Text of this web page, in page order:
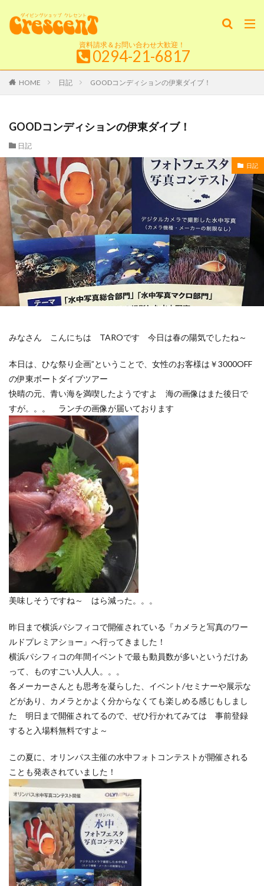
資料請求＆お問い合わせ大歓迎！
0294-21-6817
HOME 日記 GOODコンディションの伊東ダイブ！
GOODコンディションの伊東ダイブ！
日記
日記
みなさん こんにちは TAROです 今日は春の陽気でしたね～
本日は、ひな祭り企画”ということで、女性のお客様は￥3000OFF
の伊東ボートダイブツアー
快晴の元、青い海を満喫したようですよ 海の画像はまた後日で
すが。。。 ランチの画像が届いております
美味しそうですね～ はら減った。。。
昨日まで横浜パシフィコで開催されている『カメラと写真のワー
ルドプレミアショー』へ行ってきました！
横浜パシフィコの年間イベントで最も動員数が多いというだけあ
って、ものすごい人人人。。。
各メーカーさんとも思考を凝らした、イベント/セミナーや展示な
どがあり、カメラとかよく分からなくても楽しめる感じもしまし
た 明日まで開催されてるので、ぜひ行かれてみては 事前登録
すると入場料無料ですよ～
この夏に、オリンパス主催の水中フォトコンテストが開催される
ことも発表されていました！